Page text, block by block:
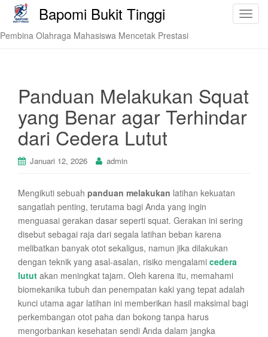
T
n
a
Bapomi Bukit Tinggi
Pembina Olahraga Mahasiswa Mencetak Prestasi
Panduan Melakukan Squat
yang Benar agar Terhindar
dari Cedera Lutut
Januari 12, 2026 admin
Mengikuti sebuah panduan melakukan latihan kekuatan
sangatlah penting, terutama bagi Anda yang ingin
menguasai gerakan dasar seperti squat. Gerakan ini sering
disebut sebagai raja dari segala latihan beban karena
melibatkan banyak otot sekaligus, namun jika dilakukan
dengan teknik yang asal-asalan, risiko mengalami cedera
lutut akan meningkat tajam. Oleh karena itu, memahami
biomekanika tubuh dan penempatan kaki yang tepat adalah
kunci utama agar latihan ini memberikan hasil maksimal bagi
perkembangan otot paha dan bokong tanpa harus
mengorbankan kesehatan sendi Anda dalam jangka